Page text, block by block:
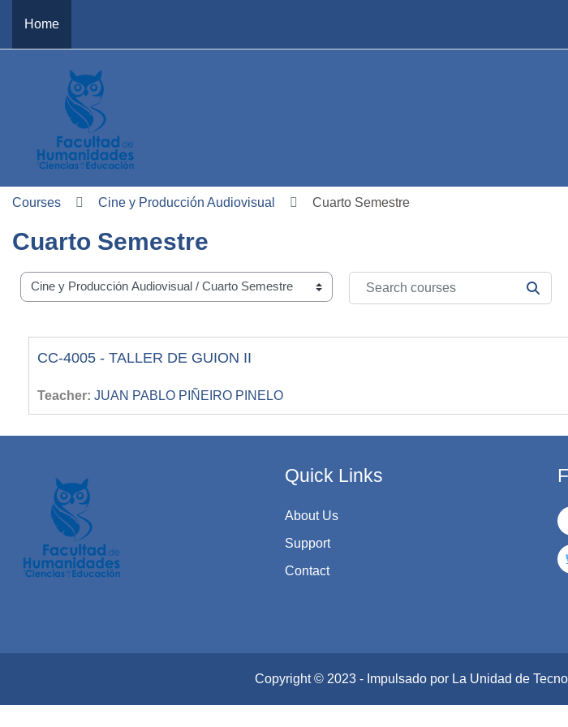
Home
Courses Cine y Producción Audiovisual Cuarto Semestre
Cuarto Semestre
categories
Search courses
CC-4005 - TALLER DE GUION II
Teacher: JUAN PABLO PIÑEIRO PINELO
Quick Links
About Us
Support
Contact
Copyright © 2023 - Impulsado por La Unidad de